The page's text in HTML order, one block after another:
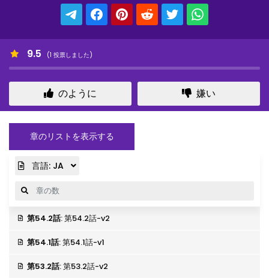
9.5 (1 投票しました)
のように 嫌い
章のリストを表示する
言語: JA
第54.2話: 第54.2話-v2
第54.1話: 第54.1話-v1
第53.2話: 第53.2話-v2